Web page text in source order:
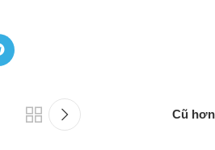
Cũ hơn